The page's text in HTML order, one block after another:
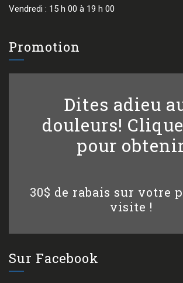
Vendredi : 15 h 00 à 19 h 00
Promotion
Dites adieu
douleurs!
pour
30$ de rabais sur votre
visite !
Sur Facebook